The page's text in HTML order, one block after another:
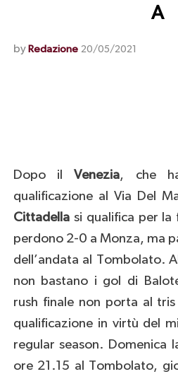
A
by Redazione 20/05/2021
Dopo ilVenezia, che
qualificazione al Via Del
Cittadellasi qualifica per la
perdono 2-0 a Monza, ma
dell’andata al Tombolato.
non bastano i gol di
rush finale non porta al
qualificazione in virtù del
regular season. Domenica
ore 21.15 al Tombolato,